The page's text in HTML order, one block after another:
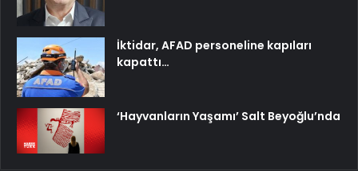
İktidar, AFAD personeline kapıları
kapattı…
‘Hayvanların Yaşamı’ Salt Beyoğlu’nda